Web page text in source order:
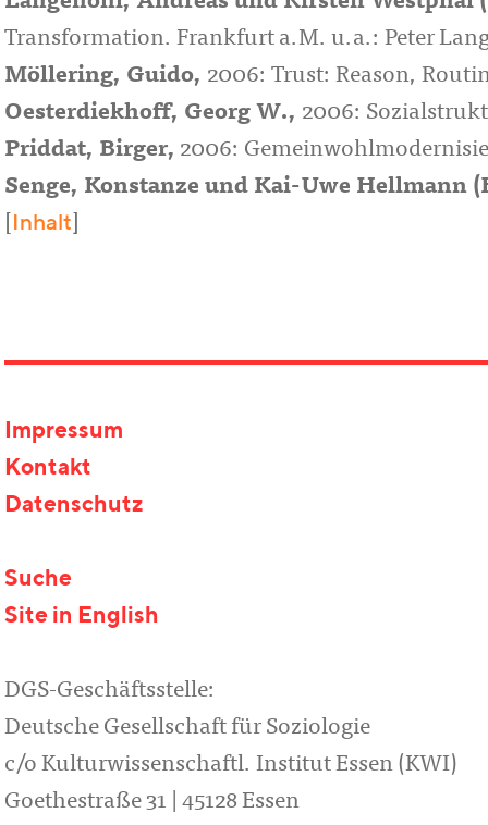
Transformation. Frankfurt a.M. u.a.: Peter
Möllering, Guido, 2006: Trust: Reason,
Oesterdiekhoff, Georg W., 2006:
Priddat, Birger, 2006:
Senge, Konstanze und Kai-Uwe Hellmann
Inhalt
Impressum
Kontakt
Datenschutz
Suche
Site in English
DGS-Geschäftsstelle:
Deutsche Gesellschaft für Soziologie
c/o Kulturwissenschaftl. Institut Essen (KWI)
Goethestraße 31 | 45128 Essen